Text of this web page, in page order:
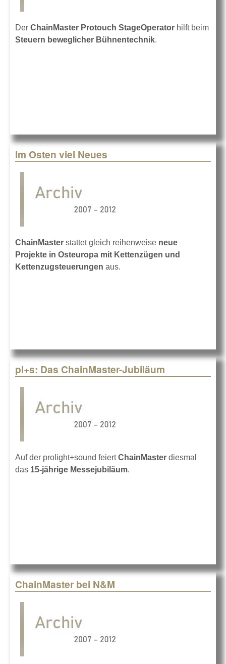
Der ChainMaster Protouch StageOperator hilft beim
Steuern beweglicher Bühnentechnik.
Im Osten viel Neues
ChainMaster stattet gleich reihenweise neue
Projekte in Osteuropa mit Kettenzügen und
Kettenzugsteuerungen aus.
pl+s: Das ChainMaster-Jubiläum
Auf der prolight+sound feiertChainMaster diesmal
das 15-jährige Messejubiläum.
ChainMaster bei N&M